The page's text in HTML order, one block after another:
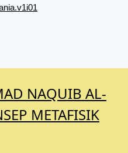
NAQUIB AL-
METAFISIK